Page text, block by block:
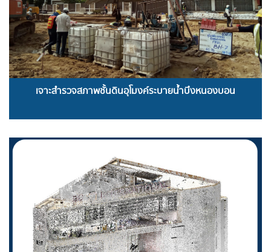
เจาะสำรวจสภาพชั้นดินอุโมงค์ระบายน้ำบึงหนองบอน
READ MORE